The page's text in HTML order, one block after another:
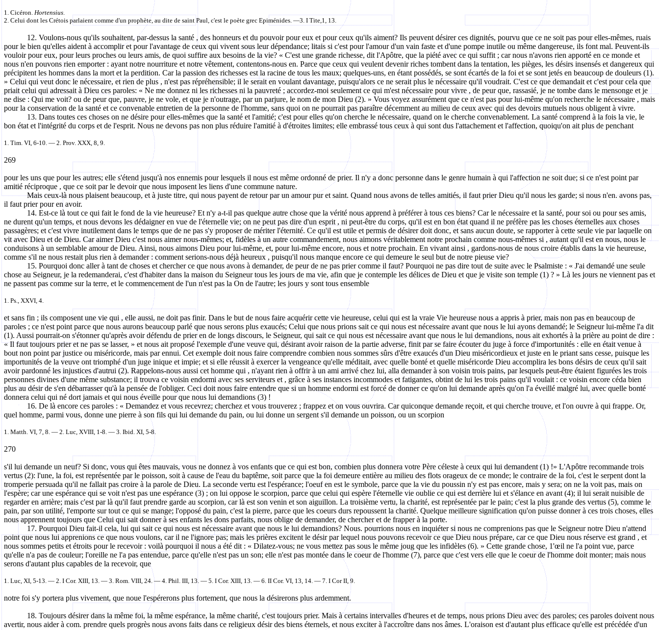
1. Cicéron. Hortensius.
2. Celui dont les Crétois parlaient comme d'un prophète, au dite de saint Paul, c'est le poète grec Epiménides. —3. I Tite,1, 13.
12. Voulons-nous qu'ils souhaitent, par-dessus lasanté , des honneurs et du pouvoir pour eux et pour ceux qu'ils aiment? Ils peuvent désirer ces dignités, pourvu que ce ne soit pas pour elles-mêmes, ruais
pour le bien qu'elles aident à accomplir et pour l'avantage de ceux qui vivent sous leur dépendance; litais si c'est pour l'amour d'un vain faste et d'une pompe inutile ou même dangereuse, ils font mal. Peuvent-ils
vouloir pour eux, pour leurs proches ou leurs amis, de quoi suffire aux besoins de la vie? « C'est une grande richesse, dit l'Apôtre, que la piété avec ce qui suffit ; car nous n'avons rien apporté en ce monde et
nous n'en pouvons rien emporter : ayant notre nourriture et notre vêtement, contentons-nous en. Parce que ceux qui veulent devenir riches tombent dans la tentation, les pièges, les désirs insensés et dangereux qui
précipitent les hommes dans la mort et la perdition. Car la passion des richesses est la racine de tous les maux; quelques-uns, en étant possédés, se sont écartés de la foi et se sont jetés en beaucoup de douleurs (1).
» Celui qui veut donc le nécessaire, et rien de plus , n'est pas répréhensible; il le serait en voulant davantage, puisqu'alors ce ne serait plus le nécessaire qu'il voudrait. C'est ce que demandait et c'est pour cela que
priait celui qui adressait à Dieu ces paroles: « Ne me donnez ni les richesses ni la pauvreté ; accordez-moi seulement ce qui m'est nécessaire pourvivre , de peur que, rassasié, je ne tombe dans le mensonge et je
ne dise : Qui me voit? ou de peur que, pauvre, je ne vole, et que je n'outrage, par un parjure, le nom de mon Dieu (2). » Vous voyez assurément que ce n'est pas pour lui-même qu'on recherche le nécessaire , mais
pour la conservation de la santé et ce convenable entretien de la personne de l'homme, sans quoi on ne pourrait pas paraître décemment au milieu de ceux avec qui des devoirs mutuels nous obligent à vivre.
13. Dans toutes ces choses on ne désire pour elles-mêmes que la santé et l'amitié; c'est pour elles qu'on cherche le nécessaire, quand on le cherche convenablement. La santé comprend à la fois la vie, le
bon état et l'intégrité du corps et de l'esprit. Nous ne devons pas non plus réduire l'amitié à d'étroites limites; elle embrassé tous ceux à qui sont dus l'attachement et l'affection, quoiqu'on ait plus de penchant
1. Tim. VI, 6-10. — 2. Prov. XXX, 8, 9.
269
pourles uns que pour les autres; elle s'étend jusqu'à nos ennemis pour lesquels il nous est même ordonné de prier. Il n'y a donc personne dans le genre humain à qui l'affection ne soit due; si ce n'est point par
amitié réciproque , que ce soit par le devoir que nous imposent les liens d'une commune nature.
Mais ceux-là nous plaisent beaucoup, et à juste titre, qui nous payent de retour par un amour pur et saint. Quand nous avons de telles amitiés, il faut prier Dieu qu'il nous les garde; si nous n'en.avonspas,
il faut prier pour en avoir.
14. Est-ce là tout ce qui fait le fond de la vie heureuse? Et n'y a-t-il pas quelque autre chose que la vérité nous apprend à préférer à tous ces biens? Car le nécessaire et la santé, pour soi ou pour ses amis,
ne durent qu'un temps, et nous devons les dédaigner en vue de l'éternelle vie; on ne peut pas dire d'un esprit , ni peut-être du corps, qu'il est en bon état quand il ne préfère pas les choses éternelles aux choses
passagères; et c'est vivre inutilement dans le temps que de ne pas s'y proposer de mériter l'éternité. Ce qu'il est utile et permis de désirer doit donc, et sans aucun doute, se rapporter à cette seule vie par laquelle on
vit avec Dieu et de Dieu. Car aimer Dieu c'est nous aimer nous-mêmes; et, fidèles à un autre commandement, nous aimons véritablement notre prochain comme nous-mêmes si , autant qu'il est en nous, nous le
conduisons à un semblable amour de Dieu. Ainsi, nous aimons Dieu pour lui-même, et, pour lui-même encore, nous et notre prochain. En vivant ainsi , gardons-nous de nous croire établis dans la vie heureuse,
comme s'il ne nous restait plus rien à demander : comment serions-nous déjà heureux , puisqu'il nous manque encore ce qui demeure le seul but de notre pieuse vie?
15. Pourquoi donc aller à tant de choses et chercher ce que nous avons à demander, de peur de ne pas prier comme il faut? Pourquoi ne pas dire tout de suite avec le Psalmiste : « J'ai demandé une seule
chose au Seigneur, je la redemanderai, c'est d'habiter dans la maison du Seigneur tous les jours de ma vie, afin que je contemple les délices de Dieu et que je visite son temple (1) ? » Là les jours ne viennent pas et
ne passent pas comme sur la terre, et le commencement de l'un n'est pas la On de l'autre; les jours y sont tous ensemble
1. Ps., XXVI, 4.
et sans fin ; ils composent une vie qui , elle aussi, ne doit pas finir. Dans le but de nous faire acquérir cette vie heureuse, celui qui est la vraie Vie heureuse nous a appris à prier, mais non pas en beaucoup de
paroles ; ce n'est point parce que nous aurons beaucoup parlé que nous serons plus exaucés; Celui que nous prions sait ce qui nous est nécessaire avant que nous le lui ayons demandé; le Seigneur lui-même l'a dit
(1). Aussi pourrait-on s'étonner qu'après avoir défendu de prier en de longs discours, le Seigneur, qui sait ce qui nous est nécessaire avant que nous le lui demandions, nous ait exhortés à la prière au point de dire :
« Il faut toujours prier et ne pas se lasser, » et nous ait proposé l'exemple d'une veuve qui, désirant avoir raison de la partie adverse, finit par se faire écouter du juge à force d'importunités : elle en était venue à
bout non point par justice ou miséricorde, mais par ennui. Cet exemple doit nous faire comprendre combien nous sommes sûrs d'être exaucés d'un Dieu miséricordieux et juste en le priant sans cesse, puisque les
importunités de la veuve ont triomphé d'un juge inique et impie; et si elle réussit à exercer la vengeance qu'elle méditait, avec quelle bonté et quelle miséricorde Dieu accomplira les bons désirs de ceux qu'il sait
avoir pardonné les injustices d'autrui (2). Rappelons-nous aussi cet hommequi ,n'ayant rien à offrir à un ami arrivé chez lui, alla demander à son voisin trois pains, par lesquels peut-être étaient figurées les trois
personnes divines d'une même substance; il trouva ce voisin endormi avec ses serviteurs et , grâce à ses instances incommodes et fatigantes, obtint de lui les trois pains qu'il voulait : ce voisin encore céda bien
plus au désir de s'en débarrasser qu'à la pensée de l'obliger. Ceci doit nous faire entendre que si un homme endormi est forcé de donner ce qu'on lui demande après qu'on l'a éveillé malgré lui, avec quelle bonté
donnera celui qui né dort jamais et qui nous éveille pour que nous lui demandions (3) !
16. De là encore ces paroles : « Demandez et vous recevrez; cherchez et vous trouverez ; frappez et on vous ouvrira. Car quiconque demande reçoit, et qui cherche trouve, et l'on ouvre à qui frappe. Or,
quel homme, parmi vous, donne une pierre à son fils qui lui demande du pain, ou lui donne un sergent s'il demande un poisson, ou un scorpion
1. Matth. VI, 7, 8. — 2. Luc, XVIII, 1-8. — 3. Ibid. XI, 5-8.
270
s'il lui demande un neuf? Si donc, vous qui êtes mauvais, vous ne donnez à vos enfants que ce qui est bon, combien plus donnera votre Père céleste à ceux qui lui demandent (1) !» L'Apôtrerecommande trois
vertus (2): l'une, la foi, est représentée par le poisson, soit à cause de l'eau du baptême, soit parce que la foi demeure entière au milieu des flots orageux de ce monde; le contraire de la foi, c'est le serpent dont la
tromperie persuada qu'il ne fallait pas croire à la parole de Dieu. La seconde vertu est l'espérance; l'oeuf en est le symbole, parce que la vie du poussin n'y est pas encore, mais y sera; on ne la voit pas, mais on
l'espère; car une espérance qui se voit n'est pas une espérance (3) ; on lui oppose le scorpion, parce que celui qui espère l'éternelle vie oublie ce qui est derrière lui et s'élance en avant (4); il lui serait nuisible de
regarder en arrière; mais c'est par là qu'il faut prendre garde au scorpion, car là est son venin et son aiguillon. La troisième vertu, la charité, est représentée par le pain; c'est la plus grande des vertus (5), comme le
pain, par son utilité, l'emporte sur tout ce qui se mange; l'opposé du pain, c'est la pierre, parce que les coeurs durs repoussent la charité. Quelque meilleure signification qu'on puisse donner à ces trois choses, elles
nous apprennent toujours que Celui qui sait donner à ses enfants les dons parfaits, nous oblige de demander, de chercher et de frapper à la porte.
17. Pourquoi Dieu fait-il cela, lui qui sait ce qui nous est nécessaire avant que nous le lui demandions? Nous.pourrions nous en inquiéter si nous ne comprenions pas que le Seigneur notre Dieu n'attend
point que nous lui apprenions ce que nous voulons, car il ne l'ignore pas; mais les prières excitent le désir par lequel nous pouvons recevoir ce que Dieu nous prépare, car ce que Dieu nous réserve est grand , et
nous sommes petits et étroits pour le recevoir : voilà pourquoi il nous a été dit : « Dilatez-vous; ne vous mettez pas sous le même joug que les infidèles (6). » Cette grande chose, 1'œil ne l'a point vue, parce
qu'elle n'a pas de couleur; l'oreille ne l'a pas entendue, parce qu'elle n'est pas un son; elle n'est pas montée dans le coeur de l'homme (7), parce que c'est vers elle que le coeur de l'homme doit monter; mais nous
serons d'autant plus capables de la recevoir, que
1. Luc, XI, 5-13. — 2. I Cor. XIII, 13. — 3. Rom. VIII, 24. — 4. Phil. III, 13. — 5. I Cor. XIII, 13. — 6. II Cor. VI, 13, 14. — 7. I Cor II, 9.
notre foi s'y portera plus vivement, que noue l'espérerons plus fortement, que nous la désirerons plus ardemment.
18. Toujours désirer dans la même foi, la même espérance, la même charité, c'est toujours prier. Mais à certains intervalles d'heures et de temps, nous prions Dieu avec des paroles; ces paroles doivent nous
avertir, nous aider à com. prendre quels progrès nous avons faits dans ce religieux désir des biens éternels, et nous exciter à l'accroître dans nos âmes. L'oraison est d'autant plus efficace qu'elle est précédée d'un